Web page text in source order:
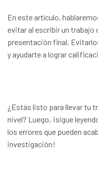
En este artículo,
evitar al escribir un trabajo
presentación final.
y ayudarte a lograr
¿Estás listo para llevar tu
nivel? Luego, ¡sigue
los errores que pueden
investigación!